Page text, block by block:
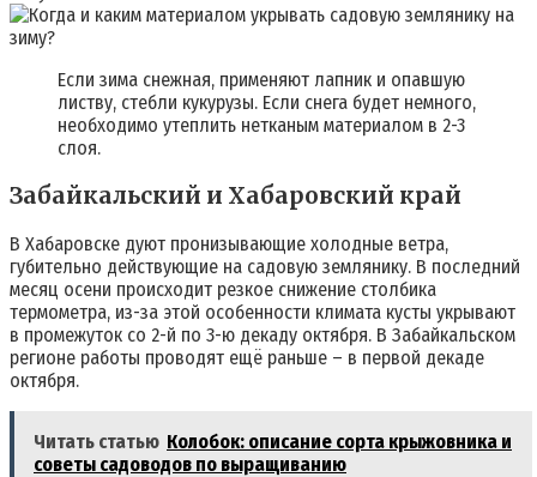
Если зима снежная, применяют лапник и опавшую
листву, стебли кукурузы. Если снега будет немного,
необходимо утеплить нетканым материалом в 2-3
слоя.
Забайкальский и Хабаровский край
В Хабаровске дуют пронизывающие холодные ветра,
губительно действующие на садовую землянику. В последний
месяц осени происходит резкое снижение столбика
термометра, из-за этой особенности климата кусты укрывают
в промежуток со 2-й по 3-ю декаду октября. В Забайкальском
регионе работы проводят ещё раньше – в первой декаде
октября.
Читать статью Колобок: описание сорта крыжовника и
советы садоводов по выращиванию